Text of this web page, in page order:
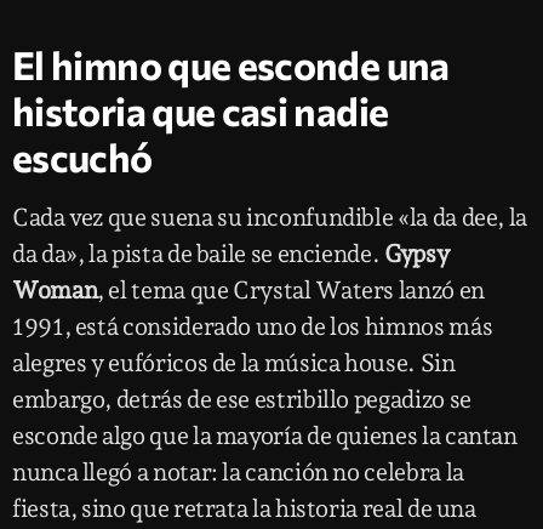
El himno que esconde una
historia que casi nadie
escuchó
Cada vez que suena su inconfundible «la da dee, la
da da», la pista de baile se enciende. Gypsy
Woman, el tema que Crystal Waters lanzó en
1991, está considerado uno de los himnos más
alegres y eufóricos de la música house. Sin
embargo, detrás de ese estribillo pegadizo se
esconde algo que la mayoría de quienes la cantan
nunca llegó a notar: la canción no celebra la
fiesta, sino que retrata la historia real de una